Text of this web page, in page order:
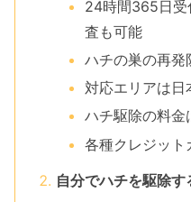
24時間365日受
査も可能
ハチの巣の再発
対応エリアは日
ハチ駆除の料
各種クレジット
自分でハチを駆除す